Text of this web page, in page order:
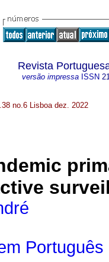
Revista
versão impressa ISSN
no.6 Lisboa dez. 2022
Português